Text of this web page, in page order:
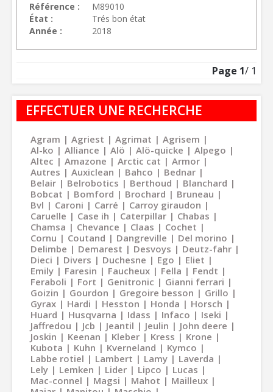
Référence
M89010
État
Trés bon état
Année
2018
Page 1/ 1
EFFECTUER UNE RECHERCHE
Agram Agriest Agrimat
Agrisem
Al-ko
Alliance Alö Alö-quicke
Alpego
Altec
Amazone Arctic cat
Armor
Autres
Auxiclean Bahco
Bednar
Belair
Belrobotics Berthoud
Blanchard
Bobcat
Bomford Brochard
Bruneau
Bvl
Caroni Carré
Carroy giraudon
Caruelle
Case ih Caterpillar
Chabas
Chamsa
Chevance Claas
Cochet
Cornu
Coutand Dangreville
Del morino
Delimbe
Demarest Desvoys
Deutz-fahr
Dieci
Divers Duchesne Ego
Eliet
Emily
Faresin Faucheux Fella
Fendt
Feraboli
Fort Genitronic
Gianni ferrari
Goizin
Gourdon Gregoire besson
Grillo
Gyrax
Hardi Hesston Honda
Horsch
Huard
Husqvarna Idass Infaco
Iseki
Jaffredou
Jcb Jeantil Jeulin
John deere
Joskin
Keenan Kleber Kress
Krone
Kubota
Kuhn Kverneland
Kymco
Labbe rotiel
Lambert Lamy
Laverda
Lely
Lemken Lider Lipco
Lucas
Mac-connel
Magsi Mahot
Mailleux